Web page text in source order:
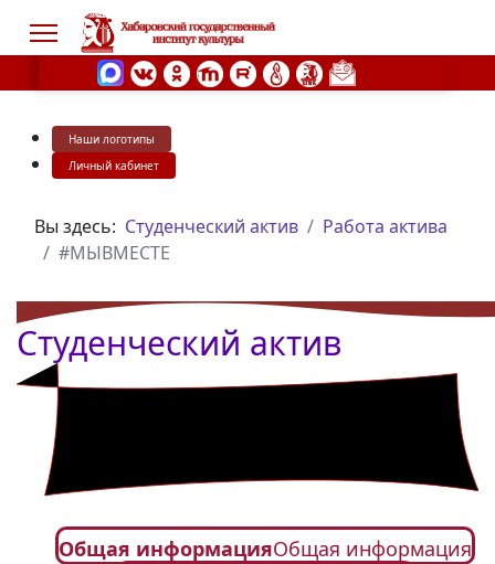
Наши логотипы
Личный кабинет
Вы здесь: Студенческий актив
Работа актива
#МЫВМЕСТЕ
Студенческий актив
Общая информацияОбщая информация